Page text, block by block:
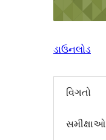
ડાઉનલોડ
વિગતો
સમીક્ષાઓ